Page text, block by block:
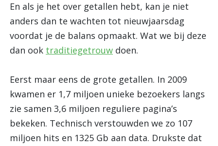
En als je het over getallen hebt, kan je niet
anders dan te wachten tot nieuwjaarsdag
voordat je de balans opmaakt. Wat we bij deze
dan ook traditiegetrouw doen.
Eerst maar eens de grote getallen. In 2009
kwamen er 1,7 miljoen unieke bezoekers langs
zie samen 3,6 miljoen reguliere pagina’s
bekeken. Technisch verstouwden we zo 107
miljoen hits en 1325 Gb aan data. Drukste dat